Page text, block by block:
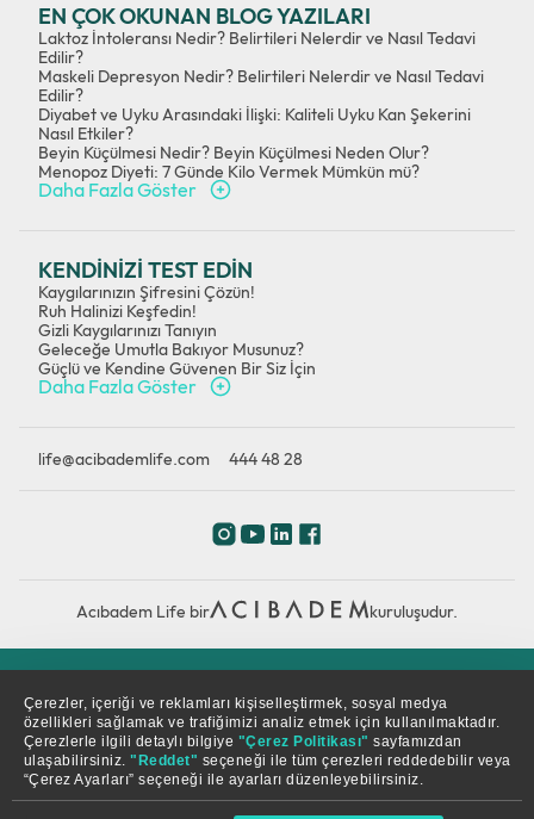
Çerezler, içeriği ve reklamları kişiselleştirmek, sosyal medya
özellikleri sağlamak ve trafiğimizi analiz etmek için kullanılmaktadır.
Çerezlerle ilgili detaylı bilgiye "Çerez Politikası" sayfamızdan
ulaşabilirsiniz. "Reddet" seçeneği ile tüm çerezleri reddedebilir veya
“Çerez Ayarları” seçeneği ile ayarları düzenleyebilirsiniz.
EN ÇOK OKUNAN BLOG YAZILARI
Laktoz İntoleransı Nedir? Belirtileri Nelerdir ve Nasıl Tedavi
Edilir?
Maskeli Depresyon Nedir? Belirtileri Nelerdir ve Nasıl Tedavi
Edilir?
Diyabet ve Uyku Arasındaki İlişki: Kaliteli Uyku Kan Şekerini
Nasıl Etkiler?
Beyin Küçülmesi Nedir? Beyin Küçülmesi Neden Olur?
Menopoz Diyeti: 7 Günde Kilo Vermek Mümkün mü?
Daha Fazla Göster
KENDİNİZİ TEST EDİN
Kaygılarınızın Şifresini Çözün!
Ruh Halinizi Keşfedin!
Gizli Kaygılarınızı Tanıyın
Geleceğe Umutla Bakıyor Musunuz?
Güçlü ve Kendine Güvenen Bir Siz İçin
Daha Fazla Göster
Acıbadem Life bir kuruluşudur.
life@acibademlife.com 444 48 28
© Copyright 2026. Tüm hakları saklıdır.